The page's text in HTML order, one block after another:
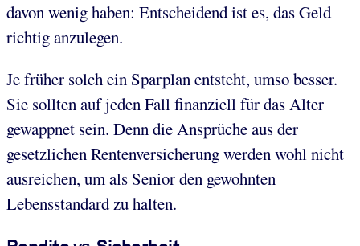
davon wenig haben: Entscheidend ist es, das Geld
richtig anzulegen.
Je früher solch ein Sparplan entsteht, umso besser.
Sie sollten auf jeden Fall finanziell für das Alter
gewappnet sein. Denn die Ansprüche aus der
gesetzlichen Rentenversicherung werden wohl nicht
ausreichen, um als Senior den gewohnten
Lebensstandard zu halten.